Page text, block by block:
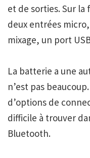
et de sorties. Sur
deux entrées
mixage, un port
La batterie a une
n’est pas
d’options de
difficile à trouver
Bluetooth.